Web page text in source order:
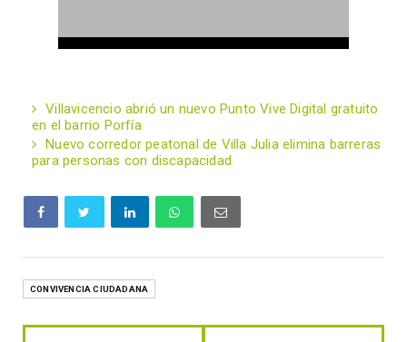
Villavicencio abrió un nuevo Punto Vive Digital gratuito
en el barrio Porfía
Nuevo corredor peatonal de Villa Julia elimina barreras
para personas con discapacidad
CONVIVENCIA CIUDADANA